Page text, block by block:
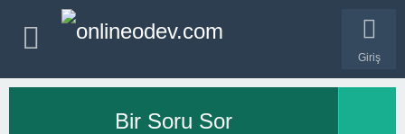
Giriş
Bir Soru Sor